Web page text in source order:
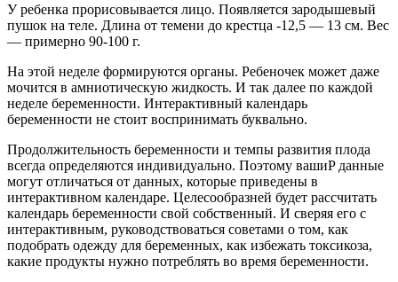
У ребенка прорисовывается лицо. Появляется зародышевый
пушок на теле. Длина от темени до крестца -12,5 — 13 см. Вес
— примерно 90-100 г.
На этой неделе формируются органы. Ребеночек может даже
мочится в амниотическую жидкость. И так далее по каждой
неделе беременности. Интерактивный календарь
беременности не стоит воспринимать буквально.
Продолжительность беременности и темпы развития плода
всегда определяются индивидуально. Поэтому вашиP данные
могут отличаться от данных, которые приведены в
интерактивном календаре. Целесообразней будет рассчитать
календарь беременности свой собственный. И сверяя его с
интерактивным, руководствоваться советами о том, как
подобрать одежду для беременных, как избежать токсикоза,
какие продукты нужно потреблять во время беременности.